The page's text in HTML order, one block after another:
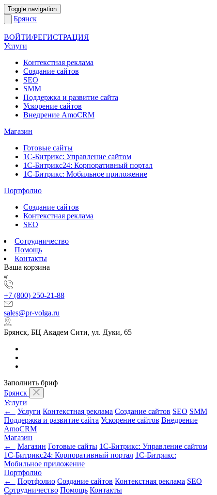
Toggle navigation
Брянск
ВОЙТИ/РЕГИСТРАЦИЯ
Услуги
Контекстная реклама
Создание сайтов
SEO
SMM
Поддержка и развитие сайта
Ускорение сайтов
Внедрение AmoCRM
Магазин
Готовые сайты
1С-Битрикс: Управление сайтом
1С-Битрикс24: Корпоративный портал
1С-Битрикс: Мобильное приложение
Портфолио
Создание сайтов
Контекстная реклама
SEO
Сотрудничество
Помощь
Контакты
Ваша корзина
+7 (800) 250-21-88
sales@pr-volga.ru
Брянск, БЦ Академ Сити, ул. Дуки, 65
Заполнить бриф
Брянск
Услуги
←
Услуги Контекстная реклама Создание сайтов SEO SMM
Поддержка и развитие сайта Ускорение сайтов Внедрение
AmoCRM
Магазин
←
Магазин Готовые сайты 1С-Битрикс: Управление сайтом
1С-Битрикс24: Корпоративный портал 1С-Битрикс:
Мобильное приложение
Портфолио
←
Портфолио Создание сайтов Контекстная реклама SEO
Сотрудничество Помощь Контакты